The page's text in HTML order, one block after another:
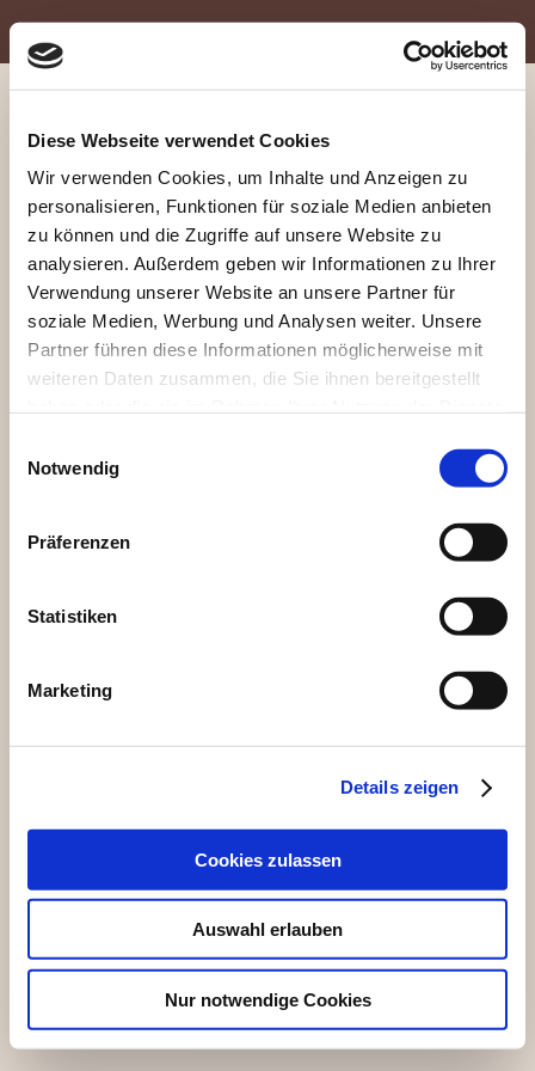
Diese Webseite verwendet Cookies
Wir verwenden Cookies, um Inhalte und Anzeigen zu
personalisieren, Funktionen für soziale Medien anbieten
zu können und die Zugriffe auf unsere Website zu
analysieren. Außerdem geben wir Informationen zu Ihrer
Verwendung unserer Website an unsere Partner für
soziale Medien, Werbung und Analysen weiter. Unsere
Partner führen diese Informationen möglicherweise mit
weiteren Daten zusammen, die Sie ihnen bereitgestellt
Notwendig
Präferenzen
Statistiken
Marketing
Details zeigen
Cookies zulassen
Auswahl erlauben
Nur notwendige Cookies
Während der Sommerferien bleibt der Laden für Euch und eure
Pferde geöffnet!
Am Dienstag, 4.8.26 haben wir ausnahmsweise
nur nachmittags von 15-18 geöffnet.
Vormittags ist geschlossen!
© Suelldorfer Reiterladen